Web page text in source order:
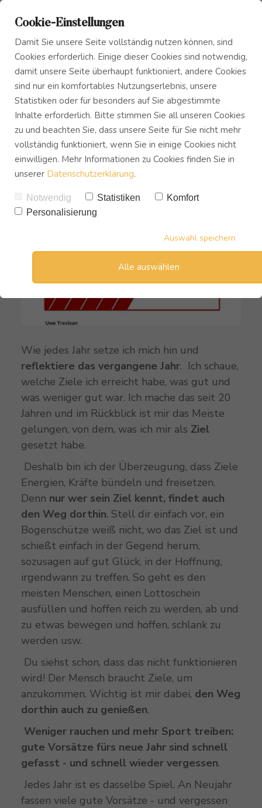
Das Innere Kind
Innerer Frieden
Blog
Podcast
Buch
Download
So klappt es mit den guten
Vorsätzen
VON UWE TREVISAN
06.10.2017
Wie jedes Jahr setze ich mich hin und
reflektiere das vergangene Jahr. Ich schaue,
welche Ziele ich erreicht habe, was gut und
was weniger gut war. Ich mache das seit 20
Jahren und im Rückblick ist mir das Meiste
gelungen, von dem, was ich mir als Ziel
gesetzt habe.
Deshalb bin ich der Überzeugung, dass Ziele
Energien, Kräfte bündeln und freisetzen.
Denn nur wer sein Ziel kennt, findet auch
den Weg dorthin. Stell dir einfach vor, ein
Bogenschütze weiß nicht, wo das Ziel ist und
schießt einfach in der Gegend herum,
sozusagen auf gut Glück, in der Hoffnung,
irgendwann zu treffen. So geht es den
meisten Menschen, einen Lottoschein
ausfüllen und hoffen reich zu werden, ab und
zu etwas bewegen und hoffen, schlank zu
werden usw.
Du siehst schon, dass das nicht funktionieren
wird! Der Mensch braucht Ziele, um
anzukommen. Wichtig ist mir dabei, den Weg
dorthin auch zu genießen.
Weniger rauchen und mehr Sport treiben:
gute Vorsätze fürs neue Jahr sind schnell
gefasst - und schnell wieder vergessen.
Jedes Jahr ist es dasselbe Spiel. An Neujahr
fassen viele gute Vorsätze - und vergessen
Cookie-Einstellungen
Damit Sie unsere Seite vollständig nutzen können, sind
Cookies erforderlich. Einige dieser Cookies sind notwendig,
damit unsere Seite überhaupt funktioniert, andere Cookies
sind nur ein komfortables Nutzungserlebnis, unsere
Statistiken oder für besonders auf Sie abgestimmte
Inhalte erforderlich. Bitte stimmen Sie all unseren Cookies
zu und beachten Sie, dass unsere Seite für Sie nicht mehr
vollständig funktioniert, wenn Sie in einige Cookies nicht
einwilligen. Mehr Informationen zu Cookies finden Sie in
unserer Datenschutzerklärung.
Notwendig Statistiken
Komfort
Personalisierung
Auswahl speichern
Alle auswählen